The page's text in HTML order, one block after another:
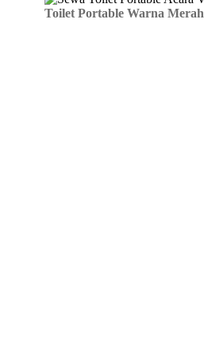
Toilet Portable Warna Merah